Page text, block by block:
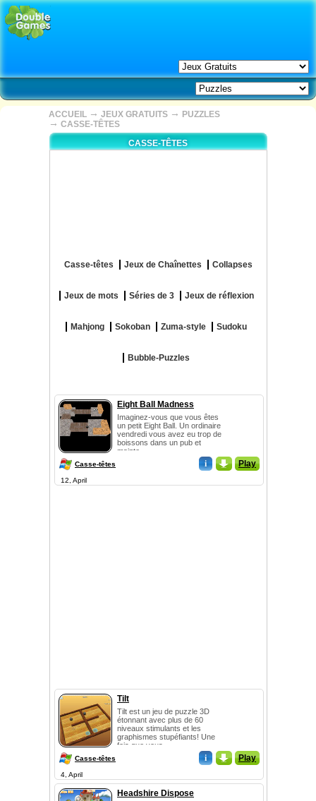
ACCUEIL → JEUX GRATUITS → PUZZLES
→ CASSE-TÊTES
CASSE-TÊTES
Casse-têtes Jeux de Chaînettes Collapses
Jeux de mots Séries de 3 Jeux de réflexion
Mahjong Sokoban Zuma-style Sudoku
Bubble-Puzzles
Eight Ball Madness
Imaginez-vous que vous êtes
un petit Eight Ball. Un ordinaire
vendredi vous avez eu trop de
boissons dans un pub et
mainte...
Casse-têtes i _ Play
12, April
Tilt
Tilt est un jeu de puzzle 3D
étonnant avec plus de 60
niveaux stimulants et les
graphismes stupéfiants! Une
fois que vous ...
Casse-têtes i _ Play
4, April
Headshire Dispose